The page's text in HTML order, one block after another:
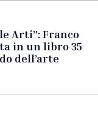
Arti”: Franco
in un libro 35
dell’arte